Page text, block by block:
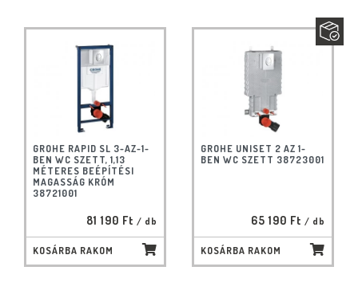
GROHE RAPID SL 3-AZ-1-
BEN WC SZETT, 1,13
MÉTERES BEÉPÍTÉSI
MAGASSÁG KRÓM
38721001
81 190 Ft / db
KOSÁRBA RAKOM
GROHE UNISET 2 AZ 1-
BEN WC SZETT 38723001
65 190 Ft / db
KOSÁRBA RAKOM